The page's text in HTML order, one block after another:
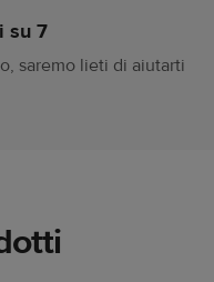
dell’evasione
effettuano un
Maker.
su 7
saremo lieti di aiutarti